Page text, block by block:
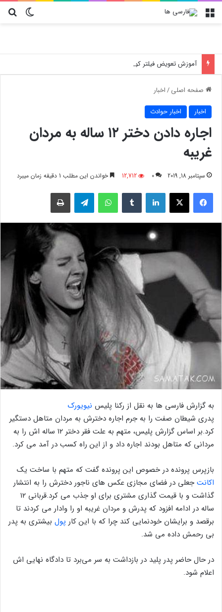
تغییر منو
آموزش تعویض فیلتر کولر گازی جنرال مکس
صفحه اصلی/اخبار
اخبار اخبار حوادث
اجاره دادن دختر ۱۲ ساله‌ به مردان
غریبه
سپتامبر 18, 2019 0
12,712 خواندن این مطلب 1 دقیقه زمان میبرد
فیسبوک لینکدین واتس آپ
به گزارش فارسی ها به نقل از رکنا پلیس نیویورک
پدری شیطان صفت را به جرم اجاره دخترش به مردان متاهل دستگیر
کرد.بر اساس گزارش پلیس، متهم به علت فقر دختر ۱۲ ساله اش را به
مردانی که متاهل بودند اجاره داد و از این راه کسب در آمد می کرد.
بازپرس پرونده در خصوص این پرونده گفت که متهم با ساخت یک
اکانت جعلی در فضای مجازی عکس های ناجور دخترش را به انتشار
گذاشت و با قیمت گذاری مشتری برای او جذب می کرد.قربانی ۱۲
ساله در ادامه افزود که پدرش و مردان غریبه او را وادار می کردند تا
برقصد و برایشان خودنمایی کند چرا که با این کار پول بیشتری به پدر
بی رحمش داده می شد.
در حال حاضر پدر پلید در بازداشت به سر می‌برد تا دادگاه نهایی اش
اعلام شود.